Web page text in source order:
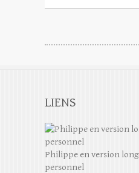
LIENS
Philippe en version
personnel